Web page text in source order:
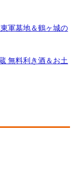
軍墓地＆鶴ヶ城の
無料利き酒＆お土